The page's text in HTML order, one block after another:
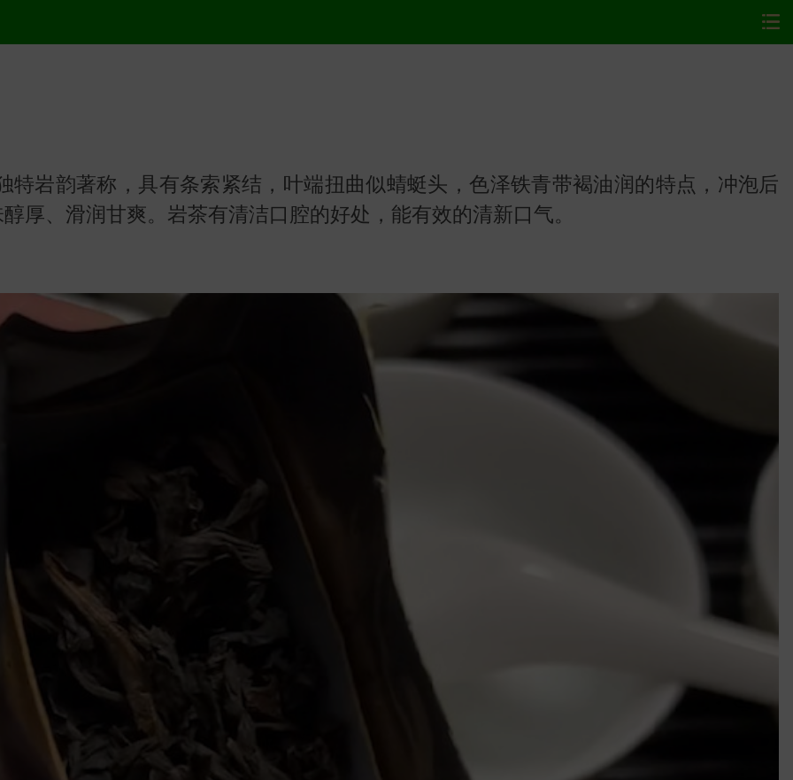
特岩韵著称，具有条索紧结，叶端扭曲似蜻蜓头，色泽铁青带褐油润的特点，冲泡后
厚、滑润甘爽。岩茶有清洁口腔的好处，能有效的清新口气。